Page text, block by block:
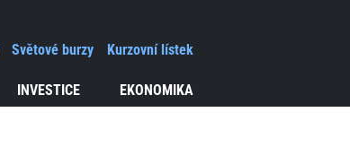
INVESTICE EKONOMIKA
Světové burzy Kurzovní lístek